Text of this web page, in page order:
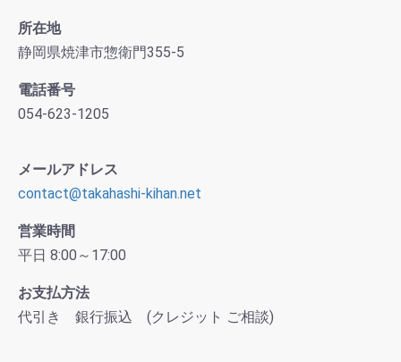
所在地
静岡県焼津市惣衛門355-5
電話番号
054-623-1205
メールアドレス
contact@takahashi-kihan.net
営業時間
平日 8:00～17:00
お支払方法
代引き 銀行振込 (クレジット ご相談)